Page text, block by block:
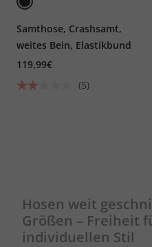
Samthose, Crashsamt,
weites Bein, Elastikbund
119,99€
(5)
Hosen weit
Größen – Freiheit
individuellen Stil